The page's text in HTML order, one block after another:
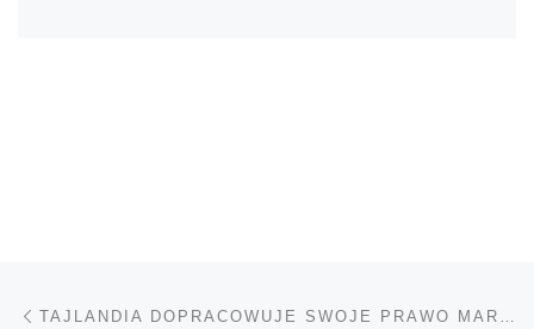
Nawigacja wpisu